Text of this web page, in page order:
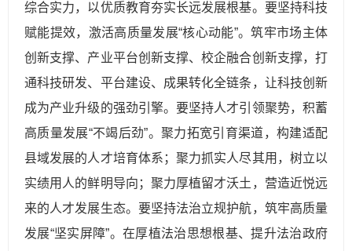
综合实力，以优质教育夯实长远发展根基。要坚持科技
赋能提效，激活高质量发展“核心动能”。筑牢市场主体
创新支撑、产业平台创新支撑、校企融合创新支撑，打
通科技研发、平台建设、成果转化全链条，让科技创新
成为产业升级的强劲引擎。要坚持人才引领聚势，积蓄
高质量发展“不竭后劲”。聚力拓宽引育渠道，构建适配
县域发展的人才培育体系；聚力抓实人尽其用，树立以
实绩用人的鲜明导向；聚力厚植留才沃土，营造近悦远
来的人才发展生态。要坚持法治立规护航，筑牢高质量
发展“坚实屏障”。在厚植法治思想根基、提升法治政府